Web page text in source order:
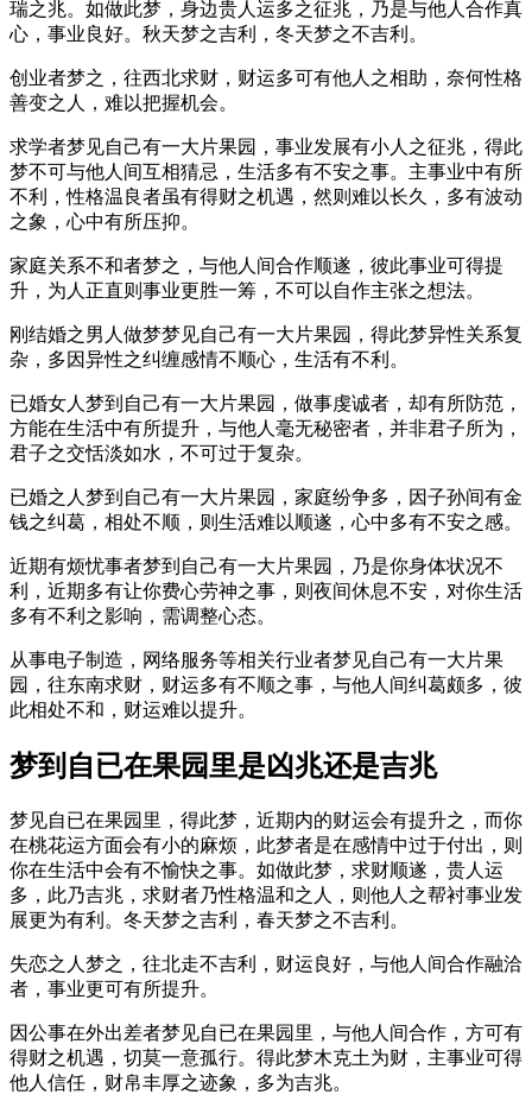
瑞之兆。如做此梦，身边贵人运多之征兆，乃是与他人合作真
心，事业良好。秋天梦之吉利，冬天梦之不吉利。
创业者梦之，往西北求财，财运多可有他人之相助，奈何性格
善变之人，难以把握机会。
求学者梦见自己有一大片果园，事业发展有小人之征兆，得此
梦不可与他人间互相猜忌，生活多有不安之事。主事业中有所
不利，性格温良者虽有得财之机遇，然则难以长久，多有波动
之象，心中有所压抑。
家庭关系不和者梦之，与他人间合作顺遂，彼此事业可得提
升，为人正直则事业更胜一筹，不可以自作主张之想法。
刚结婚之男人做梦梦见自己有一大片果园，得此梦异性关系复
杂，多因异性之纠缠感情不顺心，生活有不利。
已婚女人梦到自己有一大片果园，做事虔诚者，却有所防范，
方能在生活中有所提升，与他人毫无秘密者，并非君子所为，
君子之交恬淡如水，不可过于复杂。
已婚之人梦到自己有一大片果园，家庭纷争多，因子孙间有金
钱之纠葛，相处不顺，则生活难以顺遂，心中多有不安之感。
近期有烦忧事者梦到自己有一大片果园，乃是你身体状况不
利，近期多有让你费心劳神之事，则夜间休息不安，对你生活
多有不利之影响，需调整心态。
从事电子制造，网络服务等相关行业者梦见自己有一大片果
园，往东南求财，财运多有不顺之事，与他人间纠葛颇多，彼
此相处不和，财运难以提升。
梦到自已在果园里是凶兆还是吉兆
梦见自已在果园里，得此梦，近期内的财运会有提升之，而你
在桃花运方面会有小的麻烦，此梦者是在感情中过于付出，则
你在生活中会有不愉快之事。如做此梦，求财顺遂，贵人运
多，此乃吉兆，求财者乃性格温和之人，则他人之帮衬事业发
展更为有利。冬天梦之吉利，春天梦之不吉利。
失恋之人梦之，往北走不吉利，财运良好，与他人间合作融洽
者，事业更可有所提升。
因公事在外出差者梦见自已在果园里，与他人间合作，方可有
得财之机遇，切莫一意孤行。得此梦木克土为财，主事业可得
他人信任，财帛丰厚之迹象，多为吉兆。